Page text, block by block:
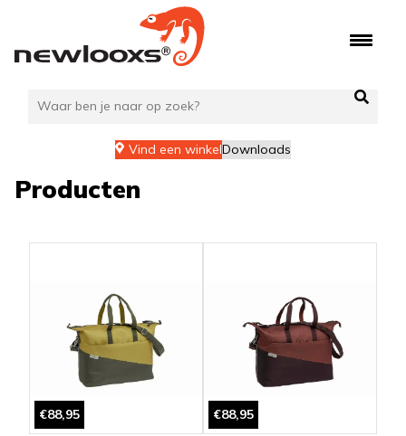
de
Vind een winkelDownloads
Producten
€88,95 €88,95